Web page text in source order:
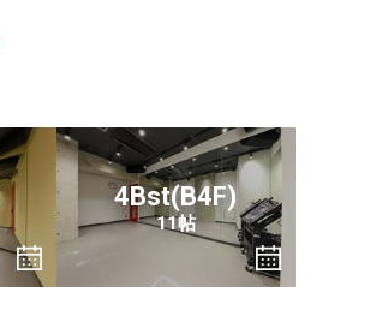
4Bst(B4F)
11帖